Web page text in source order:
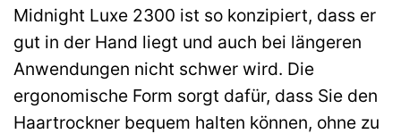
Midnight Luxe 2300 ist so konzipiert, dass er
gut in der Hand liegt und auch bei längeren
Anwendungen nicht schwer wird. Die
ergonomische Form sorgt dafür, dass Sie den
Haartrockner bequem halten können, ohne zu